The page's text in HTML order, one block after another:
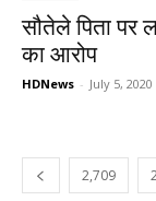
सौतेले पिता पर
का आरोप
HDNews - July 5, 2020
2,709